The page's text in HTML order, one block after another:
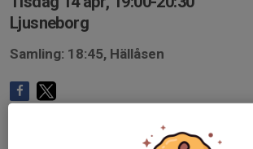
Ljusneborg
Samling: 18:45, Hällåsen